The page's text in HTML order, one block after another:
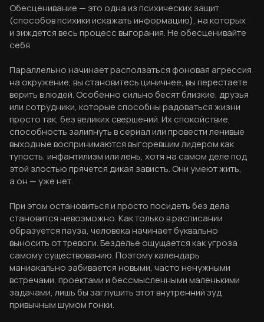
Обесценивание — это одна из психических защит
(способов психики искажать информацию), на которых
и зиждется весь процесс выгорания. Не обесценивайте
себя.
Параллельно начинает расползаться фоновая агрессия
на окружение, вы становитесь циничнее, вы перестаете
верить в людей. Особенно сильно бесят близкие, друзья
или сотрудники, которые способны радоваться жизни
просто так, без великих свершений. Их спокойствие,
способность залипнуть в сериал или провести ленивые
выходные воспринимаются выгоревшим лидером как
тупость, инфантилизм или лень, хотя на самом деле под
этой злостью прячется дикая зависть. Они умеют жить,
а он — уже нет.
При этом остановиться и просто посидеть без дела
становится невозможно. Как только в расписании
образуется пауза, человека начинает буквально
выносить от тревоги. Безделье ощущается как угроза
самому существованию. Поэтому календарь
маниакально забивается новыми, часто ненужными
встречами, проектами и бессмысленными маленькими
задачами, лишь бы заглушить этот внутренний зуд
привычным шумом гонки.